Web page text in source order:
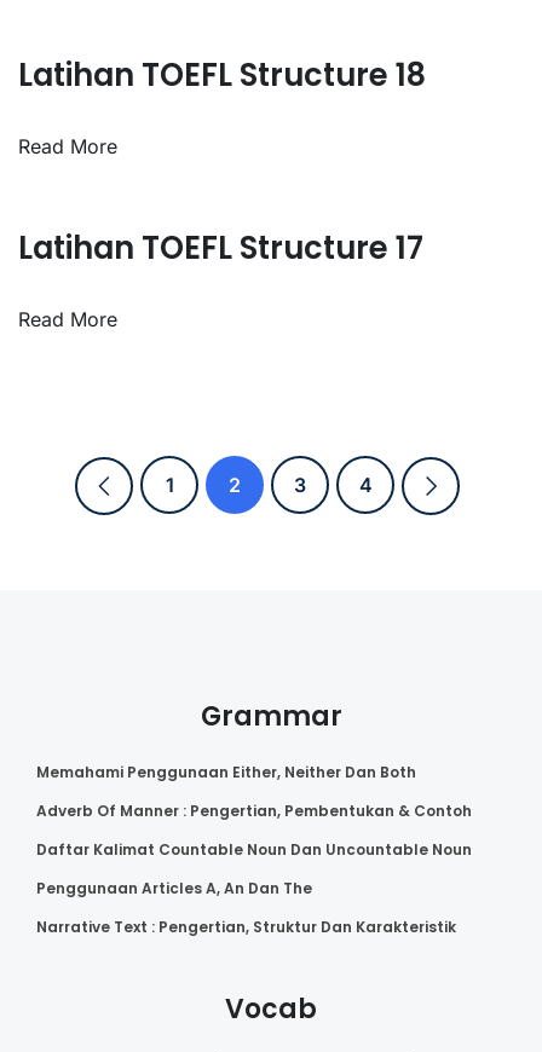
Latihan TOEFL Structure 18
Read More
Latihan TOEFL Structure 17
Read More
1 2 3 4
Grammar
Memahami Penggunaan Either, Neither Dan Both
Adverb Of Manner : Pengertian, Pembentukan & Contoh
Daftar Kalimat Countable Noun Dan Uncountable Noun
Penggunaan Articles A, An Dan The
Narrative Text : Pengertian, Struktur Dan Karakteristik
Vocab